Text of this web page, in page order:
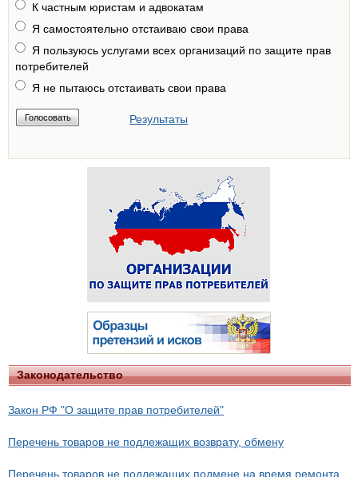
К частным юристам и адвокатам
Я самостоятельно отстаиваю свои права
Я пользуюсь услугами всех организаций по защите прав
потребителей
Я не пытаюсь отстаивать свои права
Результаты
Законодательство
Закон РФ "О защите прав потребителей"
Перечень товаров не подлежащих возврату, обмену
Перечень товаров не подлежащих подмене на время ремонта